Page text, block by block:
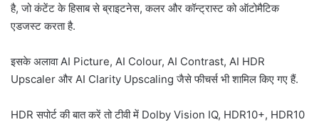
है, जो कंटेंट के हिसाब से ब्राइटनेस, कलर और कॉन्ट्रास्ट को ऑटोमैटिक
एडजस्ट करता है.
इसके अलावा AI Picture, AI Colour, AI Contrast, AI HDR
Upscaler और AI Clarity Upscaling जैसे फीचर्स भी शामिल किए गए हैं.
HDR सपोर्ट की बात करें तो टीवी में Dolby Vision IQ, HDR10+, HDR10